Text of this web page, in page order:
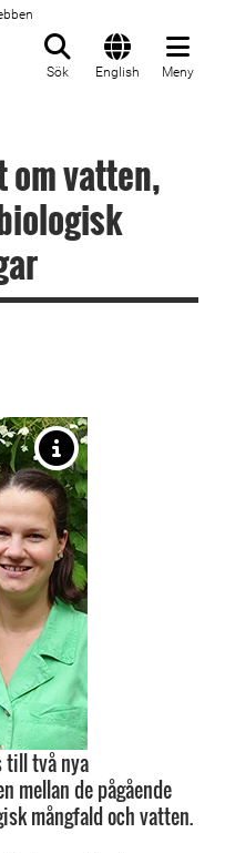
Sök English Meny
om vatten,
till två nya
mellan de pågående
mångfald och vatten.